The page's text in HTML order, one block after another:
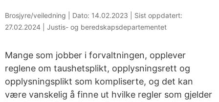
Brosjyre/veiledning | Dato: 14.02.2023
Sist oppdatert:
27.02.2024
Justis- og beredskapsdepartementet
Mange som jobber i forvaltningen, opplever
reglene om taushetsplikt, opplysningsrett og
opplysningsplikt som kompliserte, og det kan
være vanskelig å finne ut hvilke regler som gjelder